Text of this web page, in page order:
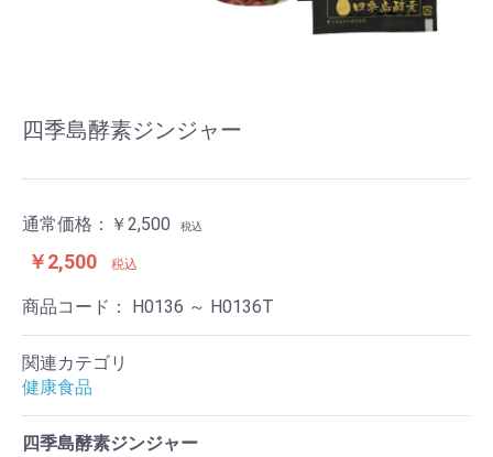
四季島酵素ジンジャー
通常価格： ￥2,500 税込
￥2,500 税込
商品コード： H0136 ～ H0136T
関連カテゴリ
健康食品
四季島酵素ジンジャー